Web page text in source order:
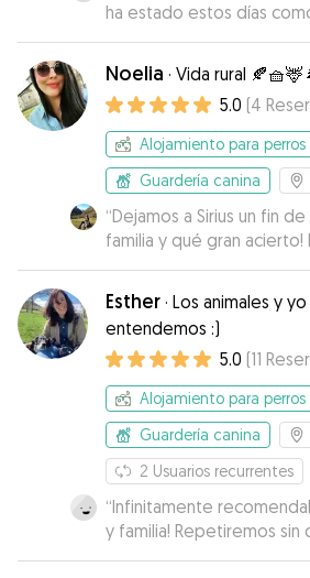
ha estado estos días
hecho actividades por
cansadito que vino jejeje
Noelia · Vida rural
5.0 (4
Alojamiento para perros
Guardería canina
“Dejamos a Sirius un fin
familia y qué gran
y se lo pasó en grande
y con toda la familia al
Repetiremos seguro!
Esther · Los animales y
entendemos :)
5.0 (11
Alojamiento para perros
Guardería canina
2 Usuarios recurrentes
“Infinitamente
y familia! Repetiremos sin